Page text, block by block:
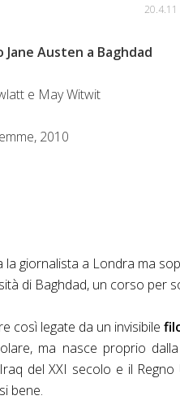
20.4.11
Jane Austen a Baghdad
e May Witwit
2010
la giornalista a Londra ma
di Baghdad, un corso per
così legate da un invisibile
ma nasce proprio
del XXI secolo e il
bene.